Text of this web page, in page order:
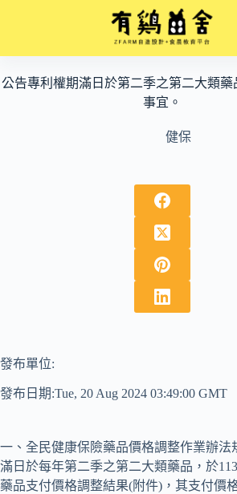
內
公告專利權期滿日於第二季之第二大類藥
事宜。
健保
發布單位:
發布日期:Tue, 20 Aug 2024 03:49:00 GMT
一、全民健康保險藥品價格調整作業辦法
滿日於每年第二季之第二大類藥品，於
藥品支付價格調整結果(附件)，其支付價